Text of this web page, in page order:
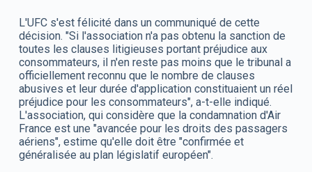
L'UFC s'est félicité dans un communiqué de cette
décision. "Si l'association n'a pas obtenu la sanction de
toutes les clauses litigieuses portant préjudice aux
consommateurs, il n'en reste pas moins que le tribunal a
officiellement reconnu que le nombre de clauses
abusives et leur durée d'application constituaient un réel
préjudice pour les consommateurs", a-t-elle indiqué.
L'association, qui considère que la condamnation d'Air
France est une "avancée pour les droits des passagers
aériens", estime qu'elle doit être "confirmée et
généralisée au plan législatif européen".